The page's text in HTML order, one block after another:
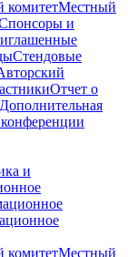
комитетМестный
и
Стендовые
Отчет о
Дополнительная
и
комитетМестный